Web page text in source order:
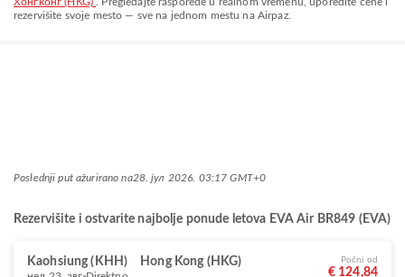
rezervišite svoje mesto — sve na jednom mestu na Airpaz.
Poslednji put ažurirano na28. јул 2026. 03:17 GMT+0
Rezervišite i ostvarite najbolje ponude letova EVA Air BR849 (EVA)
Kaohsiung (KHH) Hong Kong (HKG) Počni od
€ 124,84